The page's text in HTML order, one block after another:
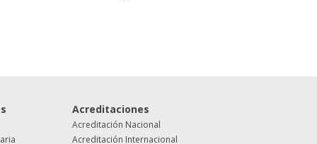
Acreditaciones
Acreditación Nacional
Acreditación Internacional